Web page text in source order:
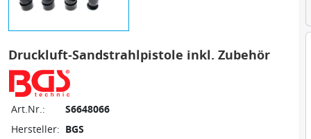
Druckluft-Sandstrahlpistole inkl. Zubehör
Art.Nr.:
S6648066
Hersteller: BGS